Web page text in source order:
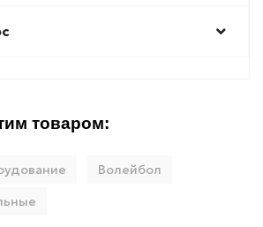
товаром:
Волейбол